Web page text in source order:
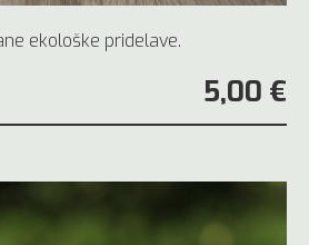
ekološke pridelave.
5,00 €